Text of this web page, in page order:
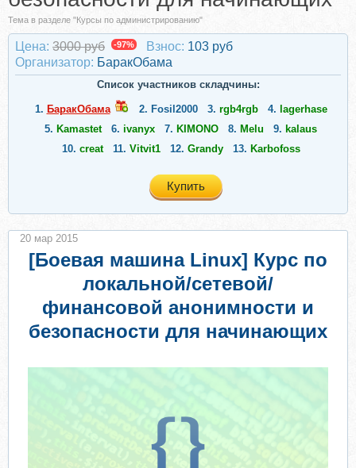
Тема в разделе "Курсы по администрированию"
Цена: 3000 руб -97% Взнос: 103 руб
Организатор: БаракОбама
Список участников складчины:
1. БаракОбама 2. Fosil2000 3. rgb4rgb 4. lagerhase
5. Kamastet 6. ivanyx 7. KIMONO 8. Melu 9. kalaus
10. creat 11. Vitvit1 12. Grandy 13. Karbofoss
Купить
[Боевая машина Linux] Курс по
локальной/сетевой/
финансовой анонимности и
безопасности для начинающих
20 мар 2015